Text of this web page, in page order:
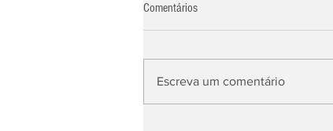
Comentários
Escreva um comentário